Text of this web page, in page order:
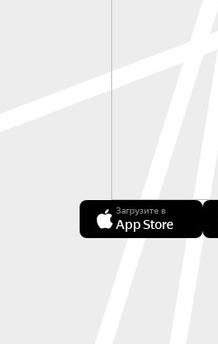
Загрузите в
App Store